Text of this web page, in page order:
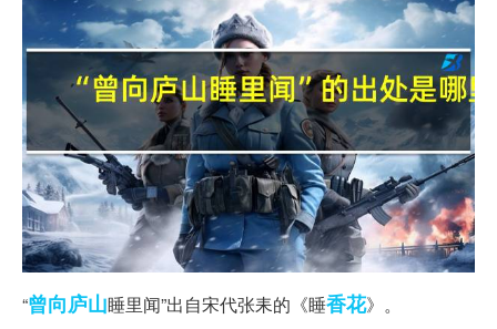
“曾向庐山睡里闻”出自宋代张耒的《睡香花》。